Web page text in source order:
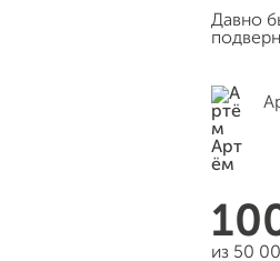
Давно
из 50